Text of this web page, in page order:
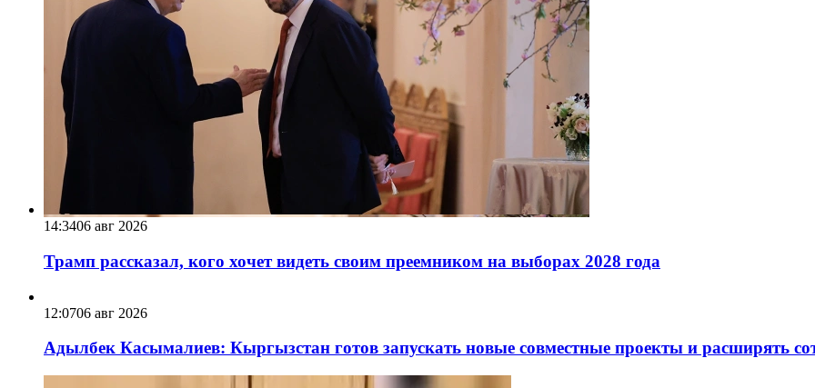
14:3406 авг 2026
Трамп рассказал, кого хочет видеть своим преемником на выборах 2028 года
12:0706 авг 2026
Адылбек Касымалиев: Кыргызстан готов запускать новые совместные проекты и расширять